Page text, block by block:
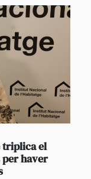
triplica el
per haver